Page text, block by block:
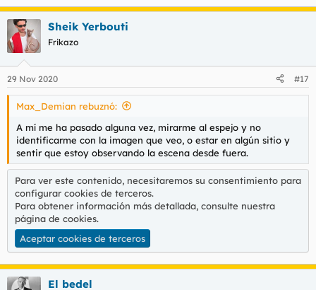
Sheik Yerbouti
Frikazo
29 Nov 2020 #17
Max_Demian rebuznó:
A mí me ha pasado alguna vez, mirarme al espejo y no
identificarme con la imagen que veo, o estar en algún sitio y
sentir que estoy observando la escena desde fuera.
Para ver este contenido, necesitaremos su consentimiento para
configurar cookies de terceros.
Para obtener información más detallada, consulte nuestra
página de cookies.
Aceptar cookies de terceros
El bedel